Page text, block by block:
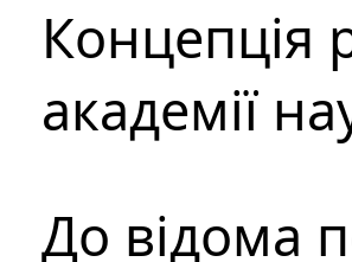
Концепція
академії
До відома